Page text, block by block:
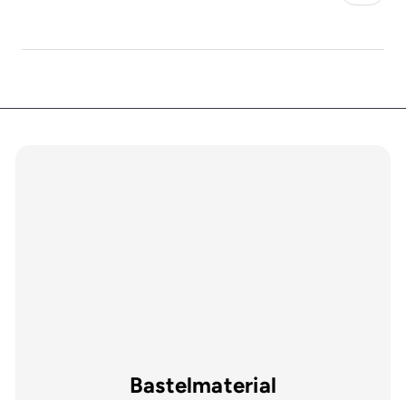
Bastelmaterial